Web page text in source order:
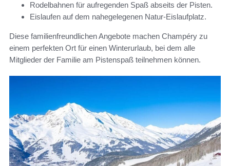
Rodelbahnen für aufregenden Spaß abseits der Pisten.
Eislaufen auf dem nahegelegenen Natur-Eislaufplatz.
Diese familienfreundlichen Angebote machen Champéry zu
einem perfekten Ort für einen Winterurlaub, bei dem alle
Mitglieder der Familie am Pistenspaß teilnehmen können.